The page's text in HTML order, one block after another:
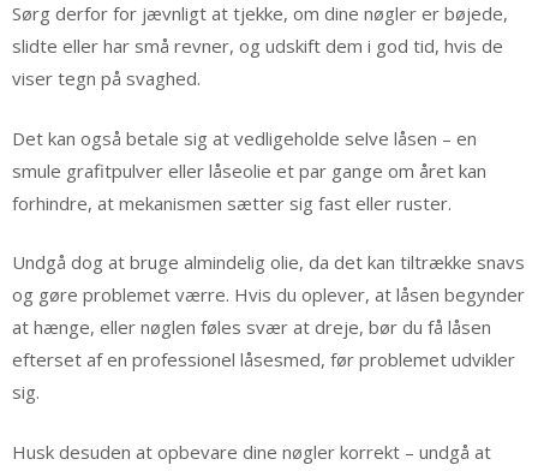
Sørg derfor for jævnligt at tjekke, om dine nøgler er bøjede,
slidte eller har små revner, og udskift dem i god tid, hvis de
viser tegn på svaghed.
Det kan også betale sig at vedligeholde selve låsen – en
smule grafitpulver eller låseolie et par gange om året kan
forhindre, at mekanismen sætter sig fast eller ruster.
Undgå dog at bruge almindelig olie, da det kan tiltrække snavs
og gøre problemet værre. Hvis du oplever, at låsen begynder
at hænge, eller nøglen føles svær at dreje, bør du få låsen
efterset af en professionel låsesmed, før problemet udvikler
sig.
Husk desuden at opbevare dine nøgler korrekt – undgå at